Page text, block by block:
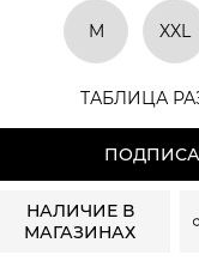
M XXL
ТАБЛИЦА
НАЛИЧИЕ В
МАГАЗИНАХ